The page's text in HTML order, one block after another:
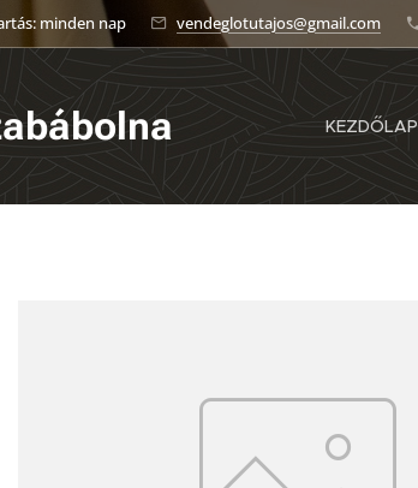
minden nap vendeglotutajos@gmail.com
KEZDŐLAP